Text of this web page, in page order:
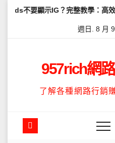
完整教學：高效管理你的線上隱
週日. 8 月
957rich網
了解各種網路行銷